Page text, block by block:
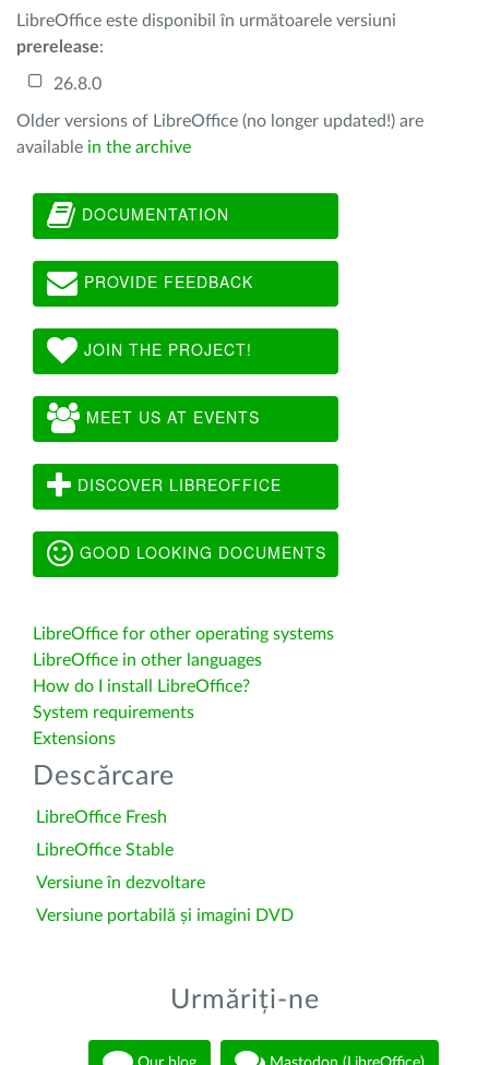
LibreOffice este disponibil în următoarele versiuni
prerelease:
26.8.0
Older versions of LibreOffice (no longer updated!) are
available in the archive
DOCUMENTATION
PROVIDE FEEDBACK
JOIN THE PROJECT!
MEET US AT EVENTS
DISCOVER LIBREOFFICE
GOOD LOOKING DOCUMENTS
LibreOffice for other operating systems
LibreOffice in other languages
How do I install LibreOffice?
System requirements
Extensions
Descărcare
LibreOffice Fresh
LibreOffice Stable
Versiune în dezvoltare
Versiune portabilă și imagini DVD
Urmăriți-ne